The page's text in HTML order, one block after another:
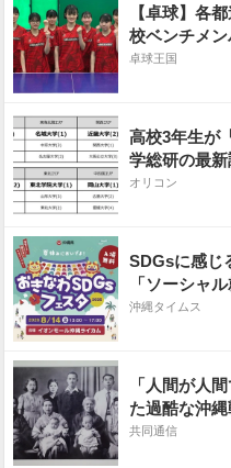
【卓球】各
校ベンチメ
ク〉
卓球王国
高校3年生が
学総研の最
学、関西は近
オリコン
SDGsに感じ
「ソーシャ
スタ開催［ヒ
沖縄タイムス
「人間が人
た過酷な沖
み #戦争の記
共同通信